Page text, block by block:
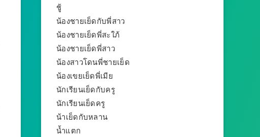
ชู้
น้องชายเย็ดกับพี่สาว
น้องชายเย็ดพี่สะใภ้
น้องชายเย็ดพี่สาว
น้องสาวโดนพี่ชายเย็ด
น้องเขยเย็ดพี่เมีย
นักเรียนเย็ดกับครู
นักเรียนเย็ดครู
น้าเย็ดกับหลาน
น้ำแตก